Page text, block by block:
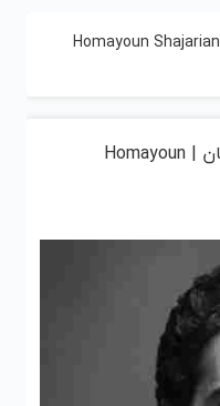
For Said Farajpoori برای گفته ها از Homayoun Shajarian
دانلود آهنگ های همایون شجریان | Homayoun